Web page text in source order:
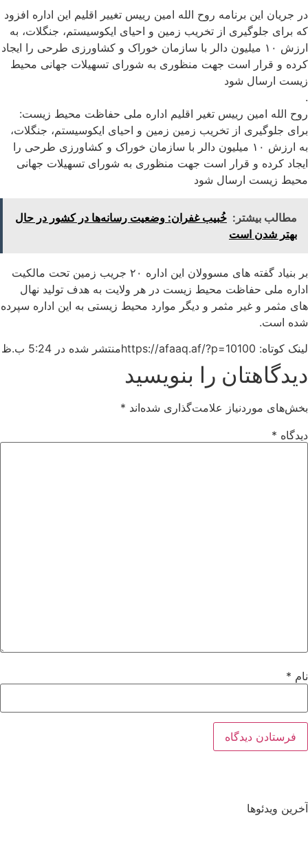
در جریان این برنامه روح الله امین رییس تغییر اقلیم این اداره افزود
که برای جلوگیری از تخریب زمین و احیای ایکوسیستم، جنگلات، به
ارزش ۱۰ میلیون دالر با سازمان خوراک و کشاورزی طرحی را ایجاد
کرده و قرار است جهت منظوری به شورای تسهیلات جهانی محیط
زیست ارسال شود
.
روح الله امین رییس تغیر اقلیم اداره ملی حفاظت محیط زیست:
برای جلوگیری از تخریب زمین زمین و احیای ایکوسیستم، جنگلات،
به ارزش ۱۰ میلیون دالر با سازمان خوراک و کشاورزی طرحی را
ایجاد کرده و قرار است جهت منظوری به شورای تسهیلات جهانی
محیط زیست ارسال شود
مطالب بیشتر: خُبیب غفران: وضعیت رسانه‌ها در کشور در حال
بهتر شدن است
بر بنیاد گفته های مسوولان این اداره ۲۰ جریب زمین تحت مالکیت
اداره ملی حفاظت محیط زیست در هر ولایت به هدف تولید نهال
های مثمر و غیر مثمر و دیگر موارد محیط زیستی به این اداره سپرده
شده است.
لینک کوتاه: https://afaaq.af/?p=10100
منتشر شده در 5:24 ب.ظ
دیدگاهتان را بنویسید
بخش‌های موردنیاز علامت‌گذاری شده‌اند *
دیدگاه *
نام *
آخرین ویدئوها